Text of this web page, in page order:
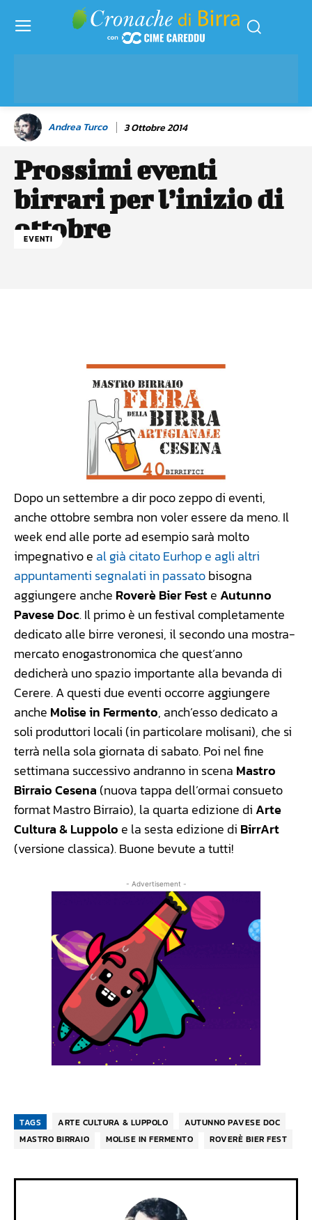
Andrea Turco 3 Ottobre 2014
Prossimi eventi
birrari per l’inizio di
ottobre
EVENTI
Dopo un settembre a dir poco zeppo di eventi,
anche ottobre sembra non voler essere da meno. Il
week end alle porte ad esempio sarà molto
impegnativo e al già citato Eurhop e agli altri
appuntamenti segnalati in passatobisogna
aggiungere anche Roverè Bier FesteAutunno
Pavese Doc. Il primo è un festival completamente
dedicato alle birre veronesi, il secondo una mostra-
mercato enogastronomica che quest’anno
dedicherà uno spazio importante alla bevanda di
Cerere. A questi due eventi occorre aggiungere
anche Molise in Fermento, anch’esso dedicato a
soli produttori locali (in particolare molisani), che si
terrà nella sola giornata di sabato. Poi nel fine
settimana successivo andranno in scena Mastro
Birraio Cesena (nuova tappa dell’ormai consueto
format Mastro Birraio), la quarta edizione diArte
Cultura & Luppolo e la sesta edizione di BirrArt
(versione classica). Buone bevute a tutti!
- Advertisement -
TAGS ARTE CULTURA & LUPPOLO
AUTUNNO PAVESE DOC
MASTRO BIRRAIO
MOLISE IN FERMENTO ROVERÈ BIER FEST